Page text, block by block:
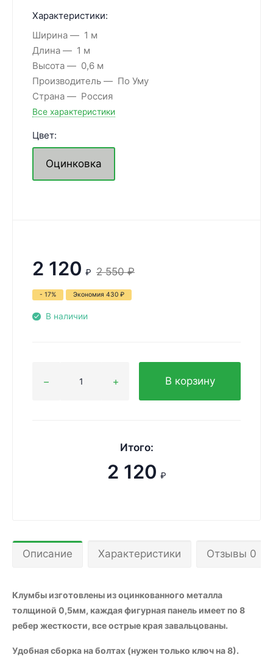
Характеристики:
Ширина
1 м
Длина
1 м
Высота
0,6 м
Производитель
По Уму
Страна
Россия
Все характеристики
Цвет:
Оцинковка
2 120 ₽ 2 550 ₽
- 17% Экономия 430 ₽
В наличии
В корзину
Итого:
2 120 ₽
Описание Характеристики Отзывы 0
Клумбы изготовлены из оцинкованного металла
толщиной 0,5мм, каждая фигурная панель имеет по 8
ребер жесткости, все острые края завальцованы.
Удобная сборка на болтах (нужен только ключ на 8).